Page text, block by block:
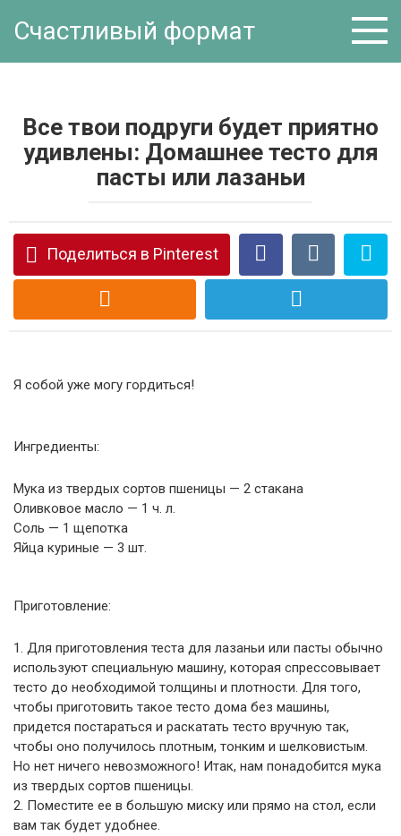
Счастливый формат
Все твои подруги будет приятно
удивлены: Домашнее тесто для
пасты или лазаньи
Поделиться в Pinterest
Я собой уже могу гордиться!
Ингредиенты:
Мука из твердых сортов пшеницы — 2 стакана
Оливковое масло — 1 ч. л.
Соль — 1 щепотка
Яйца куриные — 3 шт.
Приготовление:
1. Для приготовления теста для лазаньи или пасты обычно
используют специальную машину, которая спрессовывает
тесто до необходимой толщины и плотности. Для того,
чтобы приготовить такое тесто дома без машины,
придется постараться и раскатать тесто вручную так,
чтобы оно получилось плотным, тонким и шелковистым.
Но нет ничего невозможного! Итак, нам понадобится мука
из твердых сортов пшеницы.
2. Поместите ее в большую миску или прямо на стол, если
вам так будет удобнее.